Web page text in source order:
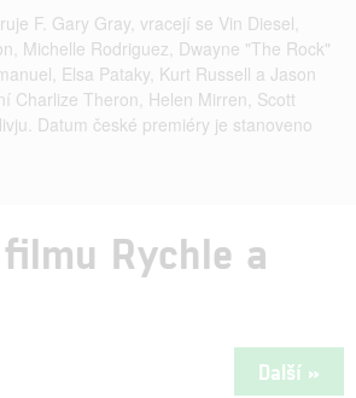
F. Gary Gray, vracejí se Vin Diesel,
Michelle Rodriguez, Dwayne "The Rock"
Elsa Pataky, Kurt Russell a Jason
Charlize Theron, Helen Mirren, Scott
Datum české premiéry je stanoveno
Rychle a
Další »